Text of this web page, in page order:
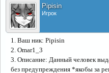
Pipisin
Игрок
1. Ваш ник: Pipisin
2. Omar1_3
3. Описание: Данный человек
без предупреждения *якобы за